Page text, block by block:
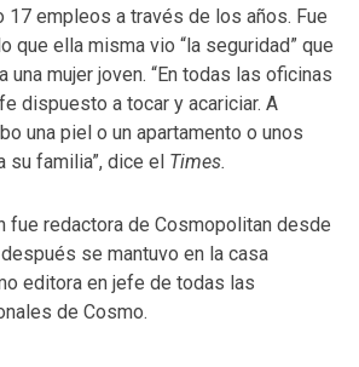
17 empleos a través de los años. Fue
que ella misma vio “la seguridad” que
una mujer joven. “En todas las oficinas
dispuesto a tocar y acariciar. A
una piel o un apartamento o unos
su familia”, dice el Times.
fue redactora de Cosmopolitan desde
se mantuvo en la casa
editora en jefe de todas las
de Cosmo.